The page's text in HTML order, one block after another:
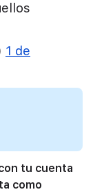
1 de
tu cuenta
como